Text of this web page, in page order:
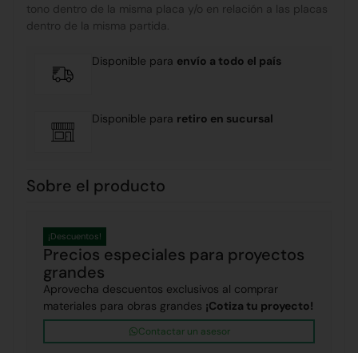
tono dentro de la misma placa y/o en relación a las placas
dentro de la misma partida.
Disponible para envío a todo el país
Disponible para retiro en sucursal
Sobre el producto
Precios especiales para proyectos
grandes
¡Descuentos!
Aprovecha descuentos exclusivos al comprar
materiales para obras grandes ¡Cotiza tu proyecto!
Contactar un asesor